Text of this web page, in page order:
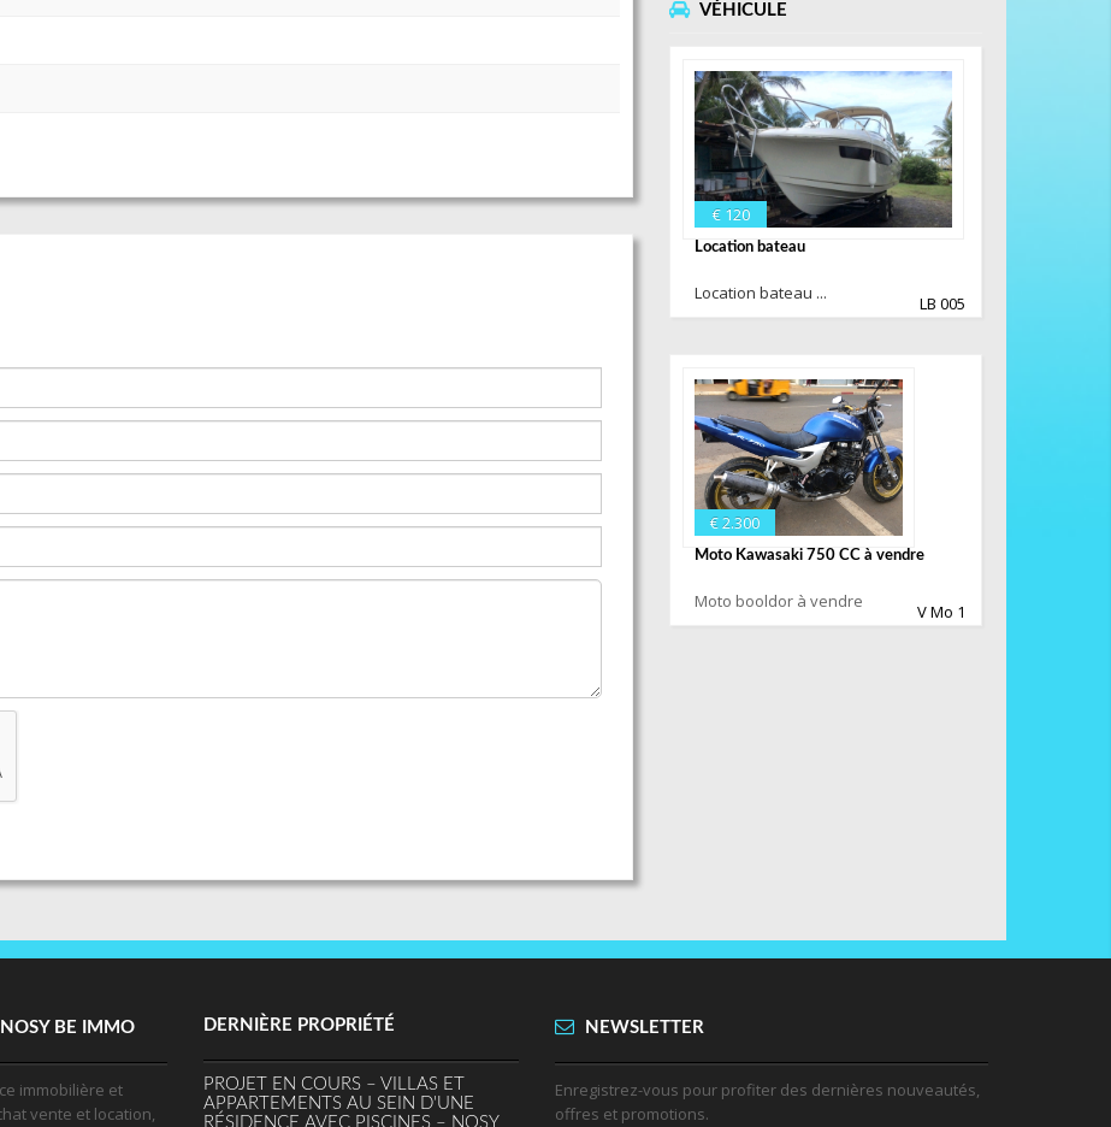
VÉHICULE
€ 120
Location bateau
Location bateau ... LB 005
€ 2.300
Moto Kawasaki 750 CC à vendre
Moto booldor à vendre V Mo 1
BE IMMO
immobilière et
vente et location,
DERNIÈRE PROPRIÉTÉ
PROJET EN COURS – VILLAS ET
APPARTEMENTS AU SEIN D'UNE
RÉSIDENCE AVEC PISCINES – NOSY
NEWSLETTER
Enregistrez-vous pour profiter des dernières nouveautés,
offres et promotions.